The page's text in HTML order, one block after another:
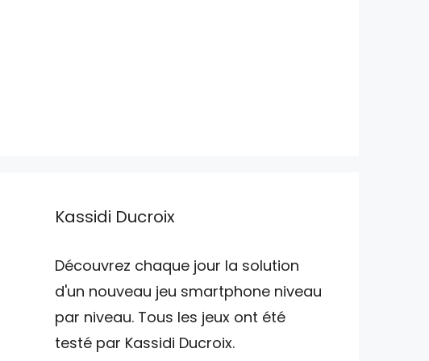
Kassidi Ducroix
Découvrez chaque jour la solution
d'un nouveau jeu smartphone niveau
par niveau. Tous les jeux ont été
testé par Kassidi Ducroix.